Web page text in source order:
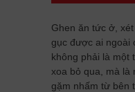
Ghen ăn tức ở,
gục được ai ngoài
không phải là một
xoa bỏ qua, mà là
gặm nhấm từ bên